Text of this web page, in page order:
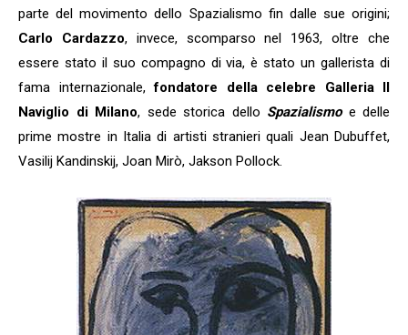
parte del movimento dello Spazialismo fin dalle sue origini;
Carlo Cardazzo, invece, scomparso nel 1963, oltre che
essere stato il suo compagno di via, è stato un gallerista di
fama internazionale,fondatore della celebre Galleria Il
Naviglio di Milano, sede storica dello Spazialismoe delle
prime mostre in Italia di artisti stranieri quali Jean Dubuffet,
Vasilij Kandinskij, Joan Mirò, Jakson Pollock.